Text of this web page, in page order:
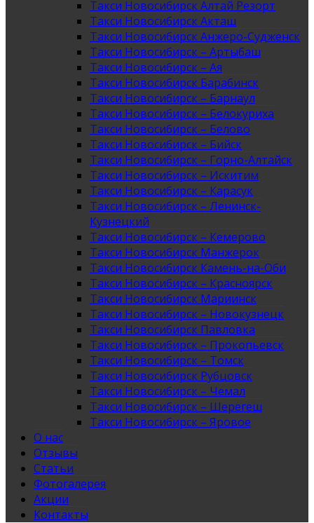
Такси Новосибирск Алтай Резорт
Такси Новосибирск Акташ
Такси Новосибирск Анжеро-Судженск
Такси Новосибирск – Артыбаш
Такси Новосибирск – Ая
Такси Новосибирск Барабинск
Такси Новосибирск – Барнаул
Такси Новосибирск – Белокуриха
Такси Новосибирск – Белово
Такси Новосибирск – Бийск
Такси Новосибирск – Горно-Алтайск
Такси Новосибирск – Искитим
Такси Новосибирск – Карасук
Такси Новосибирск – Ленинск-
Кузнецкий
Такси Новосибирск – Кемерово
Такси Новосибирск Манжерок
Такси Новосибирск Камень-на-Оби
Такси Новосибирск – Красноярск
Такси Новосибирск Мариинск
Такси Новосибирск – Новокузнецк
Такси Новосибирск Павловка
Такси Новосибирск – Прокопьевск
Такси Новосибирск – Томск
Такси Новосибирск Рубцовск
Такси Новосибирск – Чемал
Такси Новосибирск – Шерегеш
Такси Новосибирск – Яровое
О нас
Отзывы
Статьи
Фотогалерея
Акции
Контакты